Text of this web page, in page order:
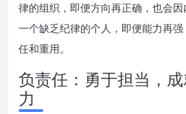
律的组织，即便方向再正确，也会因
一个缺乏纪律的个人，即便能力再
任和重用。
负责任：勇于担当，
力